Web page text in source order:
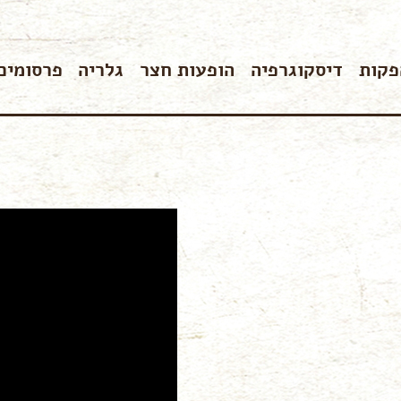
דיסקוגרפיה
להקות
השתתפתי…
הופעות חצר גלריה